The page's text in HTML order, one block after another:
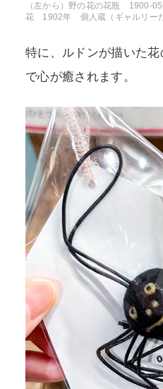
（左から）野の花の花瓶 1900-
花 1902年 個人蔵（ギャルリーた
特に、ルドンが描いた
で心が癒されます。